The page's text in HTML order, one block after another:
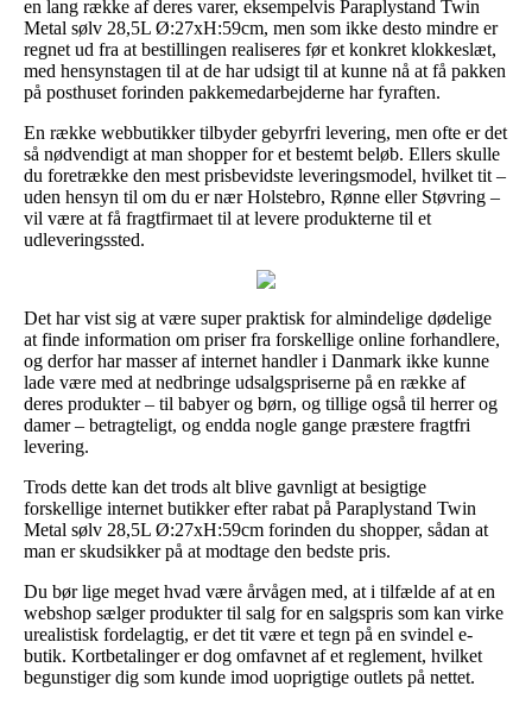
en lang række af deres varer, eksempelvis Paraplystand Twin
Metal sølv 28,5L Ø:27xH:59cm, men som ikke desto mindre er
regnet ud fra at bestillingen realiseres før et konkret klokkeslæt,
med hensynstagen til at de har udsigt til at kunne nå at få pakken
på posthuset forinden pakkemedarbejderne har fyraften.
En række webbutikker tilbyder gebyrfri levering, men ofte er det
så nødvendigt at man shopper for et bestemt beløb. Ellers skulle
du foretrække den mest prisbevidste leveringsmodel, hvilket tit –
uden hensyn til om du er nær Holstebro, Rønne eller Støvring –
vil være at få fragtfirmaet til at levere produkterne til et
udleveringssted.
Det har vist sig at være super praktisk for almindelige dødelige
at finde information om priser fra forskellige online forhandlere,
og derfor har masser af internet handler i Danmark ikke kunne
lade være med at nedbringe udsalgspriserne på en række af
deres produkter – til babyer og børn, og tillige også til herrer og
damer – betragteligt, og endda nogle gange præstere fragtfri
levering.
Trods dette kan det trods alt blive gavnligt at besigtige
forskellige internet butikker efter rabat på Paraplystand Twin
Metal sølv 28,5L Ø:27xH:59cm forinden du shopper, sådan at
man er skudsikker på at modtage den bedste pris.
Du bør lige meget hvad være årvågen med, at i tilfælde af at en
webshop sælger produkter til salg for en salgspris som kan virke
urealistisk fordelagtig, er det tit være et tegn på en svindel e-
butik. Kortbetalinger er dog omfavnet af et reglement, hvilket
begunstiger dig som kunde imod uoprigtige outlets på nettet.